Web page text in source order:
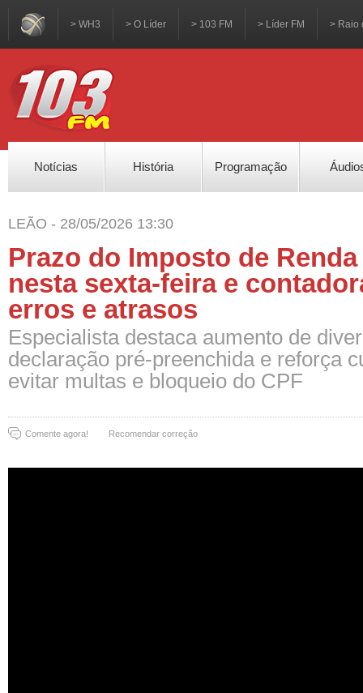
> WH3 > O Líder > 103 FM > Líder FM > Raio
Notícias História Programação
LEÃO - 28/05/2026 13:30
Prazo do Imposto de
nesta sexta-feira e
erros e atrasos
Especialista destaca aumento de
declaração pré-preenchida e reforça
evitar multas e bloqueio do CPF
Comente agora! Recomendar correção